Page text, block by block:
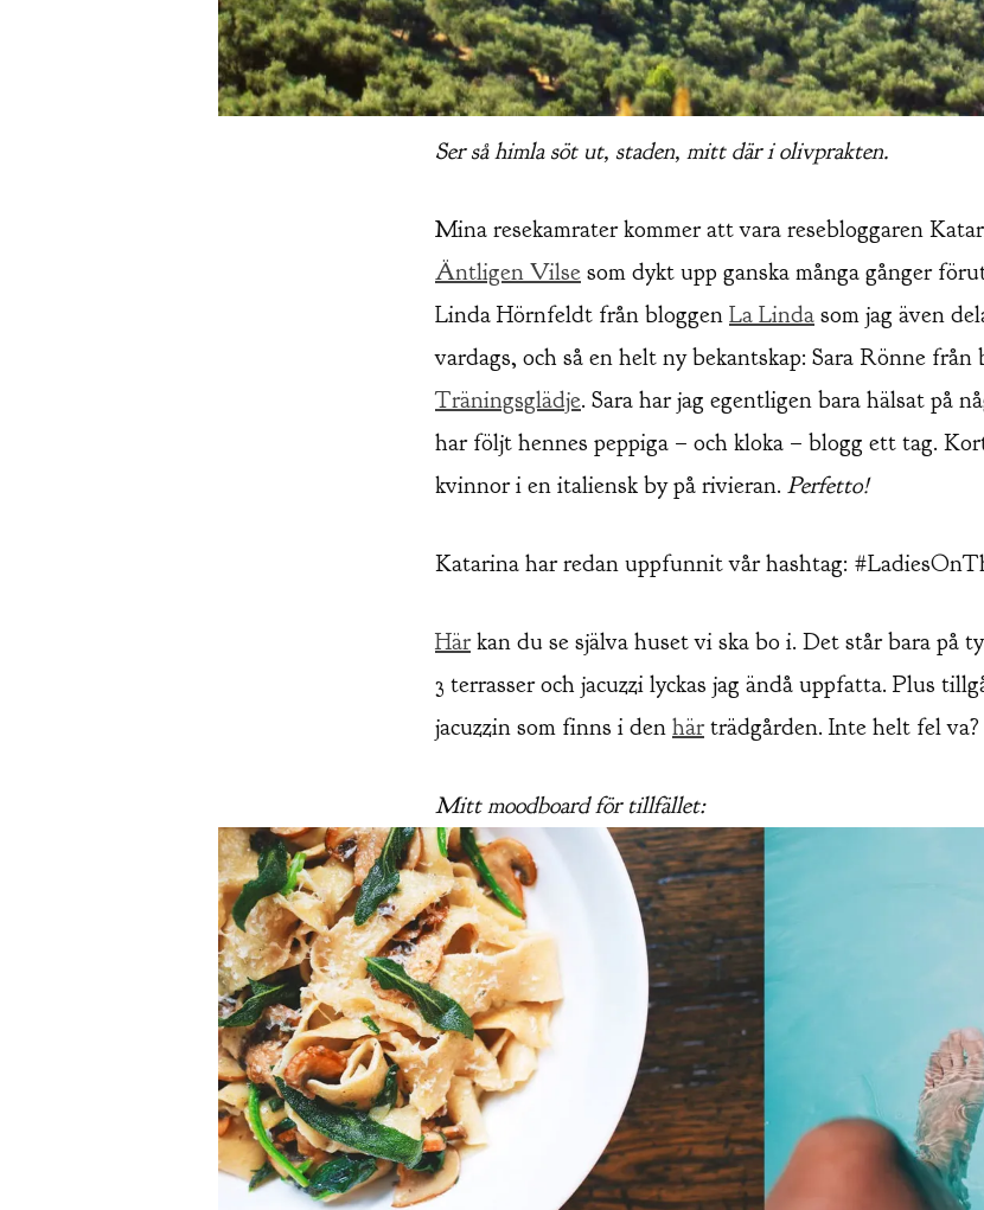
Ser så himla söt ut, staden, mitt där i olivprakten.
Mina resekamrater kommer att vara resebloggaren
Äntligen Vilse som dykt upp ganska många gånger
Linda Hörnfeldt från bloggen La Linda som jag även
vardags, och så en helt ny bekantskap: Sara Rönne från
Träningsglädje. Sara har jag egentligen bara hälsat på
har följt hennes peppiga – och kloka – blogg ett tag.
kvinnor i en italiensk by på rivieran. Perfetto!
Katarina har redan uppfunnit vår hashtag:
Härkan du se själva huset vi ska bo i. Det står bara på
3 terrasser och jacuzzi lyckas jag ändå uppfatta. Plus
jacuzzin som finns i den härträdgården. Inte helt fel va?
Mitt moodboard för tillfället: